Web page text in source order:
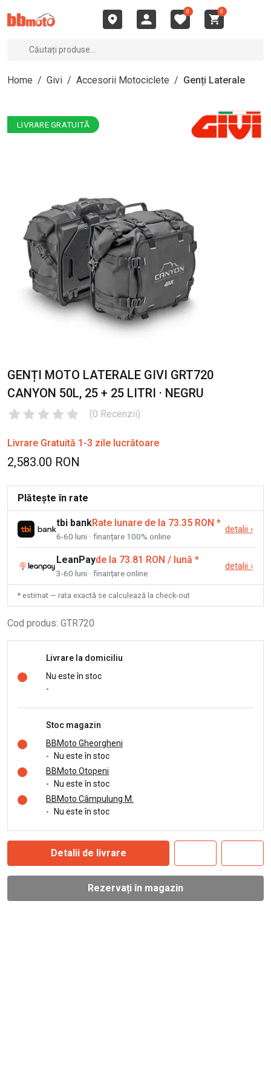
0 0
Home / Givi / Accesorii Motociclete / Genți Laterale
LIVRARE GRATUITĂ
GENȚI MOTO LATERALE GIVI GRT720
CANYON 50L, 25 + 25 LITRI · NEGRU
(0 Recenzii)
Livrare Gratuită 1-3 zile lucrătoare
2,583.00 RON
Plătește în rate
tbi bankRate lunare de la 73.35 RON *
6-60 luni · finanțare 100% online
detalii ›
LeanPayde la 73.81 RON / lună *
3-60 luni · finanțare online
detalii ›
* estimat — rata exactă se calculează la check-out
Cod produs: GTR720
Livrare la domiciliu
Nu este în stoc
-
Stoc magazin
BBMoto Gheorgheni
-
Nu este în stoc
BBMoto Otopeni
-
Nu este în stoc
BBMoto Câmpulung M.
-
Nu este în stoc
Detalii de livrare
Rezervați în magazin